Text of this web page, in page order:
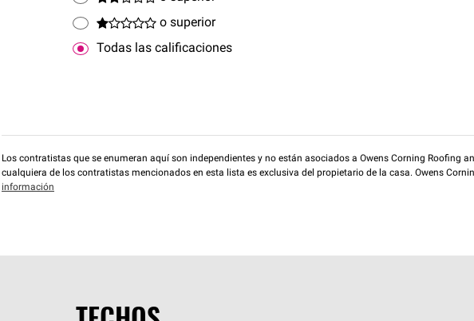
o superior
Todas las calificaciones
Los contratistas que se enumeran aquí son independientes y no están asociados a Owens Corning Roofing
cualquiera de los contratistas mencionados en esta lista es exclusiva del propietario de la casa. Owens
información